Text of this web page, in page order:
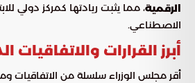
الرقمية، مما يثبت ريادتها كمركز دولي
الاصطناعي.
أبرز القرارات والاتفاقيات
أقر مجلس الوزراء سلسلة من الاتفاقيات